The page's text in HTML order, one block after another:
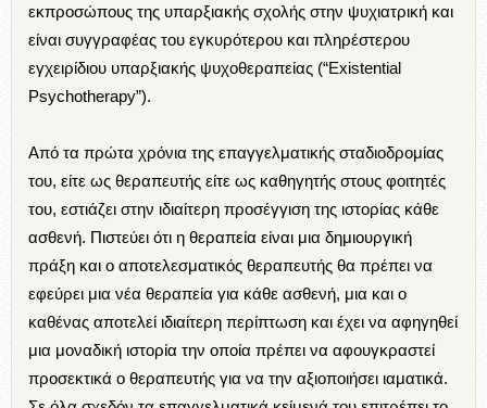
εκπροσώπους της υπαρξιακής σχολής στην ψυχιατρική και
είναι συγγραφέας του εγκυρότερου και πληρέστερου
εγχειρίδιου υπαρξιακής ψυχοθεραπείας (“Existential
Psychotherapy”).
Από τα πρώτα χρόνια της επαγγελματικής σταδιοδρομίας
του, είτε ως θεραπευτής είτε ως καθηγητής στους φοιτητές
του, εστιάζει στην ιδιαίτερη προσέγγιση της ιστορίας κάθε
ασθενή. Πιστεύει ότι η θεραπεία είναι μια δημιουργική
πράξη και ο αποτελεσματικός θεραπευτής θα πρέπει να
εφεύρει μια νέα θεραπεία για κάθε ασθενή, μια και ο
καθένας αποτελεί ιδιαίτερη περίπτωση και έχει να αφηγηθεί
μια μοναδική ιστορία την οποία πρέπει να αφουγκραστεί
προσεκτικά ο θεραπευτής για να την αξιοποιήσει ιαματικά.